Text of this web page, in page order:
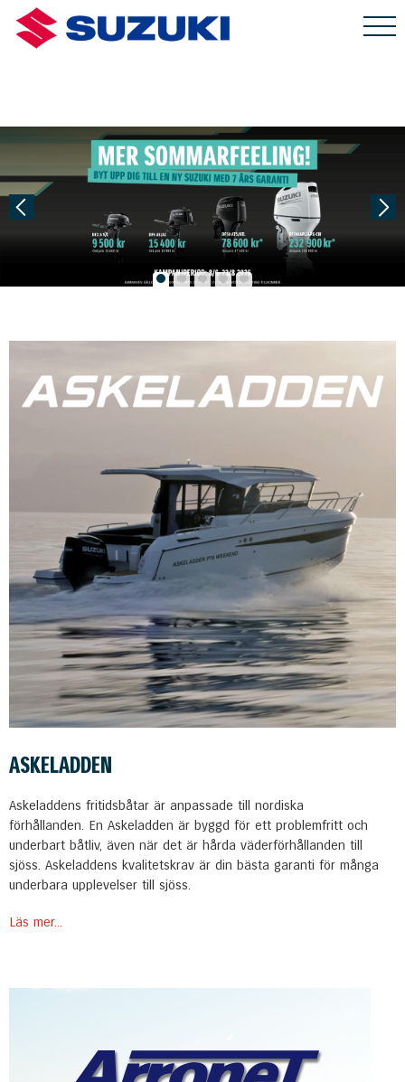
ASKELADDEN
Askeladdens fritidsbåtar är anpassade till nordiska
förhållanden. En Askeladden är byggd för ett problemfritt och
underbart båtliv, även när det är hårda väderförhållanden till
sjöss. Askeladdens kvalitetskrav är din bästa garanti för många
underbara upplevelser till sjöss.
Läs mer...